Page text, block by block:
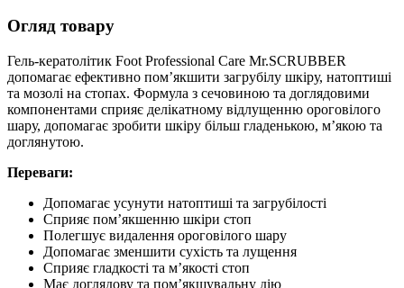
Огляд товару
Гель-кератолітик Foot Professional Care Mr.SCRUBBER
допомагає ефективно пом’якшити загрубілу шкіру, натоптиші
та мозолі на стопах. Формула з сечовиною та доглядовими
компонентами сприяє делікатному відлущенню ороговілого
шару, допомагає зробити шкіру більш гладенькою, м’якою та
доглянутою.
Переваги:
Допомагає усунути натоптиші та загрубілості
Сприяє пом’якшенню шкіри стоп
Полегшує видалення ороговілого шару
Допомагає зменшити сухість та лущення
Сприяє гладкості та м’якості стоп
Має доглядову та пом’якшувальну дію